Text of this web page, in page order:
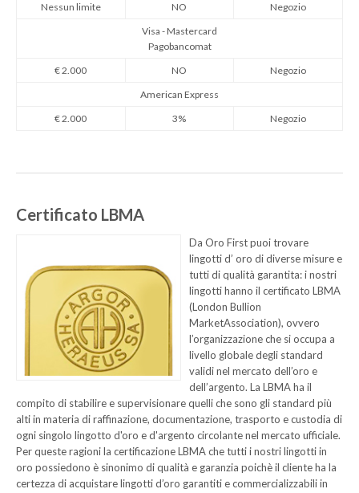
Certificato LBMA
Da Oro First puoi trovare
lingotti d’ oro di diverse misure e
tutti di qualità garantita: i nostri
lingotti hanno il certificato LBMA
(London Bullion
MarketAssociation), ovvero
l’organizzazione che si occupa a
livello globale degli standard
validi nel mercato dell’oro e
dell’argento. La LBMA ha il
compito di stabilire e supervisionare quelli che sono gli standard più
alti in materia di raffinazione, documentazione, trasporto e custodia di
ogni singolo lingotto d'oro e d'argento circolante nel mercato ufficiale.
Per queste ragioni la certificazione LBMA che tutti i nostri lingotti in
oro possiedono è sinonimo di qualità e garanzia poichè il cliente ha la
certezza di acquistare lingotti d’oro garantiti e commercializzabili in
Nessun limite NO
Negozio
Visa - Mastercard
Pagobancomat
€ 2.000
NO
Negozio
American Express
€ 2.000
3% Negozio